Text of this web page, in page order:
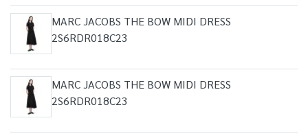
MARC JACOBS THE BOW MIDI DRESS
2S6RDR018C23
MARC JACOBS THE BOW MIDI DRESS
2S6RDR018C23